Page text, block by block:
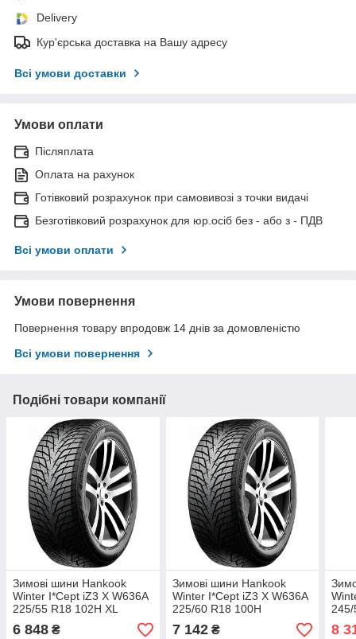
Delivery
Кур'єрська доставка на Вашу адресу
Всі умови доставки
Умови оплати
Післяплата
Оплата на рахунок
Готівковий розрахунок при самовивозі з точки видачі
Безготівковий розрахунок для юр.осіб без - або з - ПДВ
Всі умови оплати
Умови повернення
Повернення товару впродовж 14 днів за домовленістю
Всі умови повернення
Подібні товари компанії
Зимові шини Hankook
Winter I*Cept iZ3 X W636A
225/55 R18 102H XL
6 848 ₴
Зимові шини Hankook
Winter I*Cept iZ3 X W636A
225/60 R18 100H
7 142₴
245/
8